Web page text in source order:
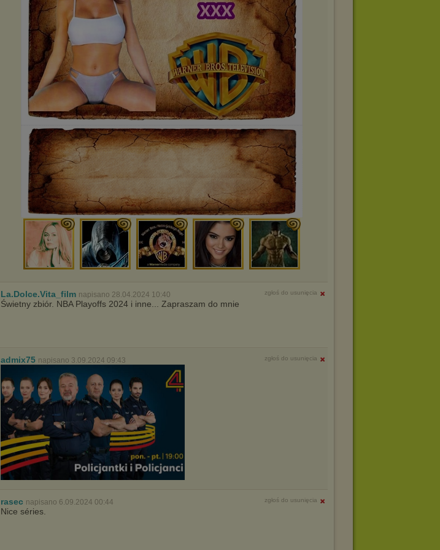
La.Dolce.Vita_film napisano 28.04.2024 10:40 zgłoś do usunięcia
Świetny zbiór. NBA Playoffs 2024 i inne... Zapraszam do mnie
admix75 napisano 3.09.2024 09:43 zgłoś do usunięcia
rasec napisano 6.09.2024 00:44 zgłoś do usunięcia
Nice séries.